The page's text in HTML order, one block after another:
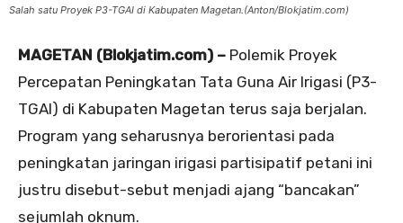
Salah satu Proyek P3-TGAI di Kabupaten Magetan.(Anton/Blokjatim.com)
MAGETAN (Blokjatim.com) – Polemik Proyek
Percepatan Peningkatan Tata Guna Air Irigasi (P3-
TGAI) di Kabupaten Magetan terus saja berjalan.
Program yang seharusnya berorientasi pada
peningkatan jaringan irigasi partisipatif petani ini
justru disebut-sebut menjadi ajang “bancakan”
sejumlah oknum.